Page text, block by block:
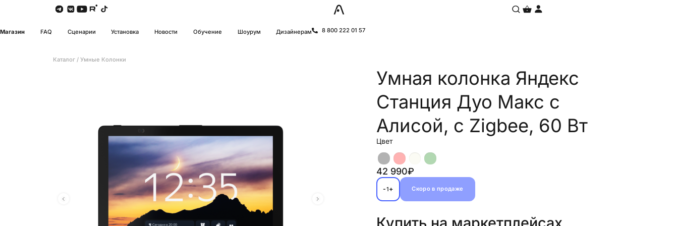
Магазин FAQ Сценарии Установка Новости Обучение Шоурум Дизайнерам 8 800 222 01 57
Каталог / Умные Колонки
Умная колонка Яндекс
Станция Дуо Макс с
Алисой, с Zigbee, 60 Вт
Цвет
42 990₽
-1+ Скоро в продаже